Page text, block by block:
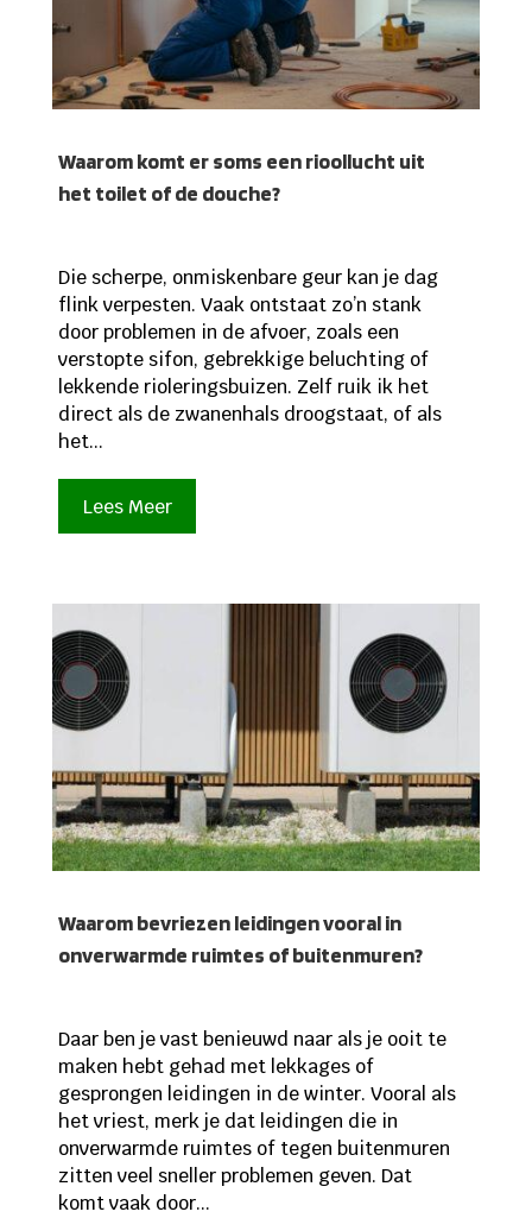
Waarom komt er soms een rioollucht uit
het toilet of de douche?
Die scherpe, onmiskenbare geur kan je dag
flink verpesten. Vaak ontstaat zo’n stank
door problemen in de afvoer, zoals een
verstopte sifon, gebrekkige beluchting of
lekkende rioleringsbuizen. Zelf ruik ik het
direct als de zwanenhals droogstaat, of als
het...
Lees Meer
Waarom bevriezen leidingen vooral in
onverwarmde ruimtes of buitenmuren?
Daar ben je vast benieuwd naar als je ooit te
maken hebt gehad met lekkages of
gesprongen leidingen in de winter. Vooral als
het vriest, merk je dat leidingen die in
onverwarmde ruimtes of tegen buitenmuren
zitten veel sneller problemen geven. Dat
komt vaak door...